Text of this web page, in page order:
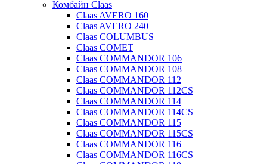
Комбайн Claas
Claas AVERO 160
Claas AVERO 240
Claas COLUMBUS
Claas COMET
Claas COMMANDOR 106
Claas COMMANDOR 108
Claas COMMANDOR 112
Claas COMMANDOR 112CS
Claas COMMANDOR 114
Claas COMMANDOR 114CS
Claas COMMANDOR 115
Claas COMMANDOR 115CS
Claas COMMANDOR 116
Claas COMMANDOR 116CS